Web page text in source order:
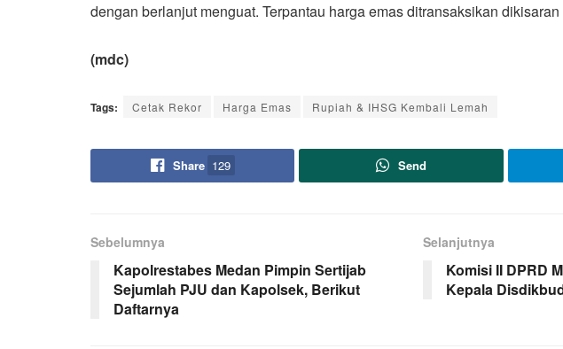
dengan berlanjut menguat. Terpantau harga emas ditransaksikan
(mdc)
Tags: Cetak Rekor Harga Emas Rupiah & IHSG Kembali Lemah
Share 129 Send
Sebelumnya
Kapolrestabes Medan Pimpin Sertijab
Sejumlah PJU dan Kapolsek, Berikut
Daftarnya
Selanjutnya
Komisi II DPRD
Kepala